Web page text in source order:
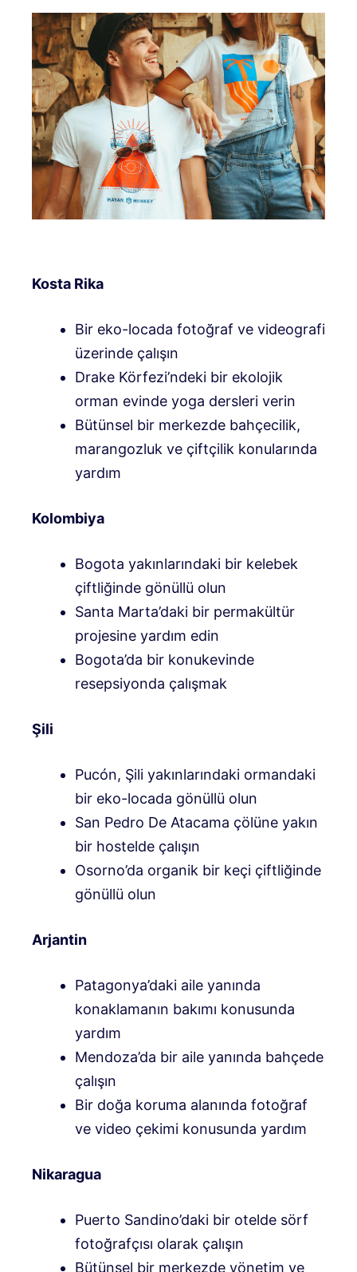
Kosta Rika
Bir eko-locada fotoğraf ve videografi
üzerinde çalışın
Drake Körfezi’ndeki bir ekolojik
orman evinde yoga dersleri verin
Bütünsel bir merkezde bahçecilik,
marangozluk ve çiftçilik konularında
yardım
Kolombiya
Bogota yakınlarındaki bir kelebek
çiftliğinde gönüllü olun
Santa Marta’daki bir permakültür
projesine yardım edin
Bogota’da bir konukevinde
resepsiyonda çalışmak
Şili
Pucón, Şili yakınlarındaki ormandaki
bir eko-locada gönüllü olun
San Pedro De Atacama çölüne yakın
bir hostelde çalışın
Osorno’da organik bir keçi çiftliğinde
gönüllü olun
Arjantin
Patagonya’daki aile yanında
konaklamanın bakımı konusunda
yardım
Mendoza’da bir aile yanında bahçede
çalışın
Bir doğa koruma alanında fotoğraf
ve video çekimi konusunda yardım
Nikaragua
Puerto Sandino’daki bir otelde sörf
fotoğrafçısı olarak çalışın
Bütünsel bir merkezde yönetim ve